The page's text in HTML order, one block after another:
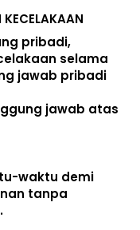
pribadi,
selama
jawab pribadi
jawab atas
waktu demi
tanpa